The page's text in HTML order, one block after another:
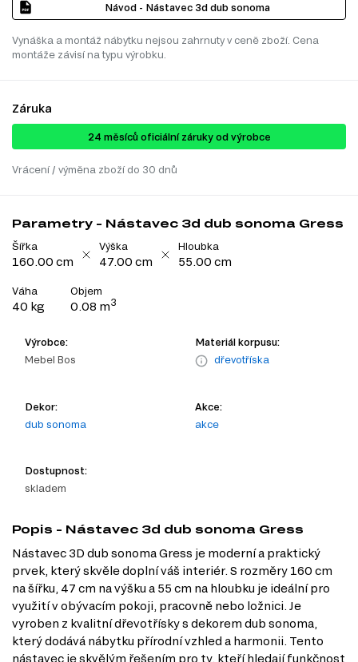
Návod - Nástavec 3d dub sonoma
Vynáška a montáž nábytku nejsou zahrnuty v ceně zboží. Cena
montáže závisí na typu výrobku.
Záruka
24 ​​​​měsíců oficiální záruky od výrobce
Vrácení / výměna zboží do 30 dnů
Parametry - Nástavec 3d dub sonoma Gress
Šířka
160.00 cm
Výška
47.00 cm
Hloubka
55.00 cm
Váha
40 kg
Objem
0.08 m3
Výrobce:
Mebel Bos
Materiál korpusu:
dřevotříska
Dekor:
dub sonoma
Akce:
akce
Dostupnost:
skladem
Popis - Nástavec 3d dub sonoma Gress
Nástavec 3D dub sonoma Gress je moderní a praktický
prvek, který skvěle doplní váš interiér. S rozměry 160 cm
na šířku, 47 cm na výšku a 55 cm na hloubku je ideální pro
využití v obývacím pokoji, pracovně nebo ložnici. Je
vyroben z kvalitní dřevotřísky s dekorem dub sonoma,
který dodává nábytku přírodní vzhled a harmonii. Tento
nástavec je skvělým řešením pro ty, kteří hledají funkčnost